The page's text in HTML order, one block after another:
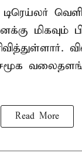
டிரெய்லர்
மிகவும்
சமூக
Read More